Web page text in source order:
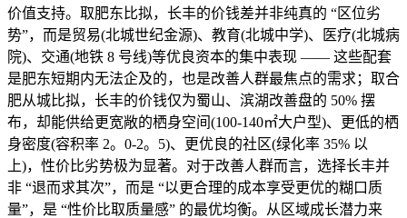
价值支持。取肥东比拟，长丰的价钱差并非纯真的 “区位劣
势”，而是贸易(北城世纪金源)、教育(北城中学)、医疗(北城病
院)、交通(地铁 8 号线)等优良资本的集中表现 —— 这些配套
是肥东短期内无法企及的，也是改善人群最焦点的需求；取合
肥从城比拟，长丰的价钱仅为蜀山、滨湖改善盘的 50% 摆
布，却能供给更宽敞的栖身空间(100-140㎡大户型)、更低的栖
身密度(容积率 2。0-2。5)、更优良的社区(绿化率 35% 以
上)，性价比劣势极为显著。对于改善人群而言，选择长丰并
非 “退而求其次”，而是 “以更合理的成本享受更优的糊口质
量”，是 “性价比取质量感” 的最优均衡。从区域成长潜力来